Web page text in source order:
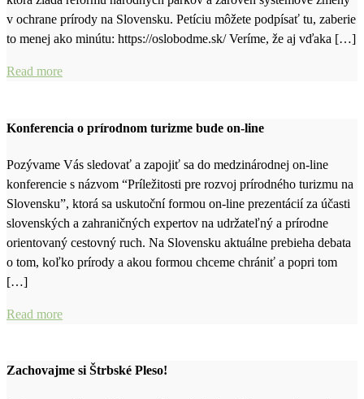
v ochrane prírody na Slovensku. Petíciu môžete podpísať tu, zaberie
to menej ako minútu: https://oslobodme.sk/ Veríme, že aj vďaka […]
Read more
Konferencia o prírodnom turizme bude on-line
Pozývame Vás sledovať a zapojiť sa do medzinárodnej on-line
konferencie s názvom “Príležitosti pre rozvoj prírodného turizmu na
Slovensku”, ktorá sa uskutoční formou on-line prezentácií za účasti
slovenských a zahraničných expertov na udržateľný a prírodne
orientovaný cestovný ruch. Na Slovensku aktuálne prebieha debata
o tom, koľko prírody a akou formou chceme chrániť a popri tom
[…]
Read more
Zachovajme si Štrbské Pleso!